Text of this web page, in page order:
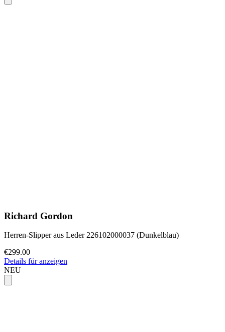
Richard Gordon
Herren-Slipper aus Leder 226102000037 (Dunkelblau)
€299.00
Details für anzeigen
NEU